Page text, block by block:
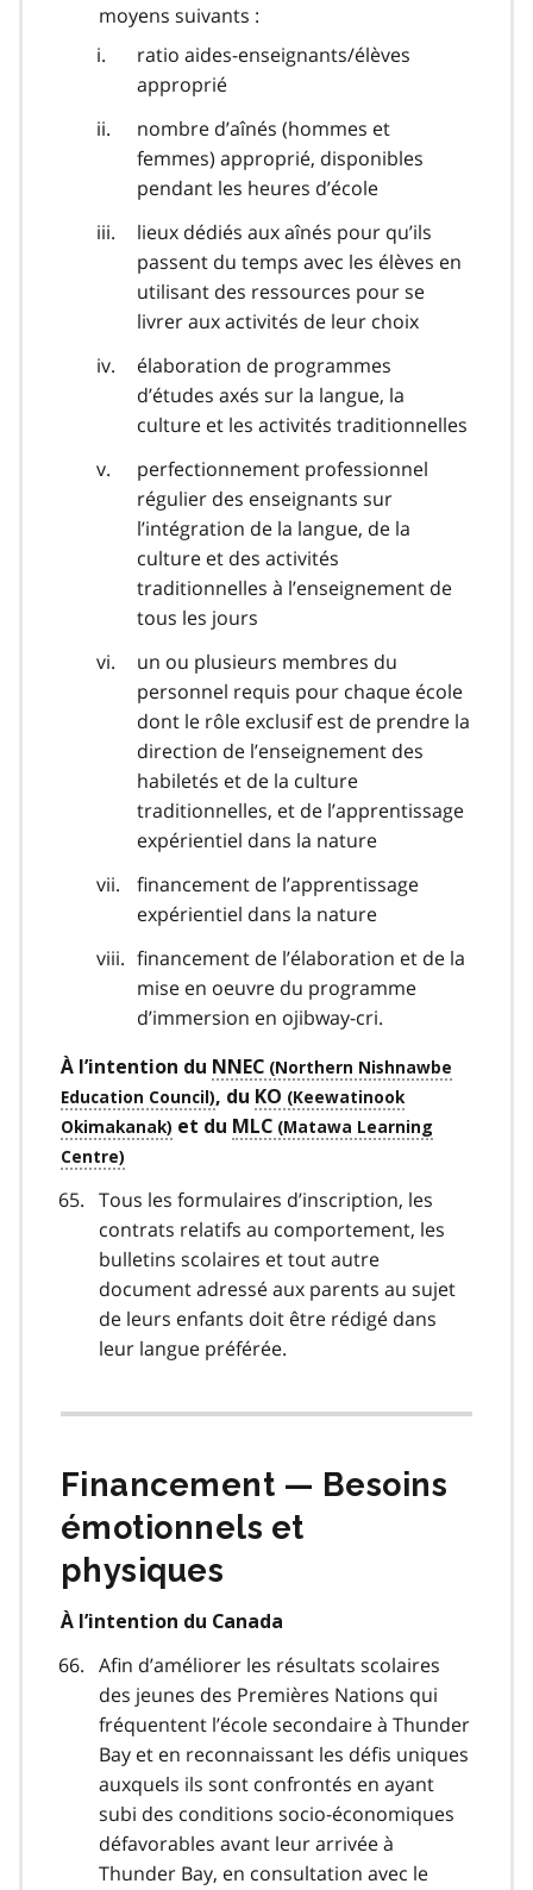
moyens suivants :
ratio aides-enseignants/élèves
approprié
nombre d’aînés (hommes et
femmes) approprié, disponibles
pendant les heures d’école
lieux dédiés aux aînés pour qu’ils
passent du temps avec les élèves en
utilisant des ressources pour se
livrer aux activités de leur choix
élaboration de programmes
d’études axés sur la langue, la
culture et les activités traditionnelles
perfectionnement professionnel
régulier des enseignants sur
l’intégration de la langue, de la
culture et des activités
traditionnelles à l’enseignement de
tous les jours
un ou plusieurs membres du
personnel requis pour chaque école
dont le rôle exclusif est de prendre la
direction de l’enseignement des
habiletés et de la culture
traditionnelles, et de l’apprentissage
expérientiel dans la nature
financement de l’apprentissage
expérientiel dans la nature
financement de l’élaboration et de la
mise en oeuvre du programme
d’immersion en ojibway-cri.
À l’intention du NNEC
, du KO
et du MLC
Tous les formulaires d’inscription, les
contrats relatifs au comportement, les
bulletins scolaires et tout autre
document adressé aux parents au sujet
de leurs enfants doit être rédigé dans
leur langue préférée.
Financement — Besoins
émotionnels et
physiques
À l’intention du Canada
Afin d’améliorer les résultats scolaires
des jeunes des Premières Nations qui
fréquentent l’école secondaire à Thunder
Bay et en reconnaissant les défis uniques
auxquels ils sont confrontés en ayant
subi des conditions socio-économiques
défavorables avant leur arrivée à
Thunder Bay, en consultation avec le